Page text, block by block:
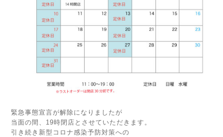
緊急事態宣言が解除になりましたが
当面の間、19時閉店とさせていただきます。
引き続き新型コロナ感染予防対策への